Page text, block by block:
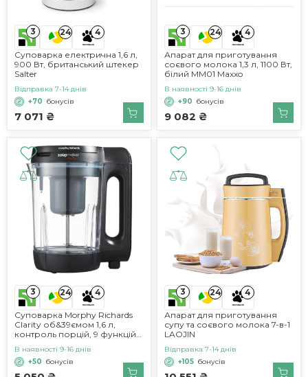
3 24 4
Cуповарка електрична 1,6 л,
900 Вт, британський штекер
Salter
7 071 ₴
Відправка 7-14 днів
+70 бонусів
3 24 4
Апарат для приготування
соєвого молока 1,3 л, 1100 Вт,
білий MM01 Maxxo
9 082 ₴
В наявності 9-16 днів
+90 бонусів
3 24 4
Суповарка Morphy Richards
Clarity об&39ємом 1,6 л,
контроль порцій, 9 функцій,
реакції, підтримка тепла,
суповарка та смузі, білий та
чорний кольори, 501050
В наявності 9-16 днів
+50 бонусів
3 24 4
Апарат для приготування
супу та соєвого молока 7-в-1
LAOJIN
Відправка 7-14 днів
+105 бонусів